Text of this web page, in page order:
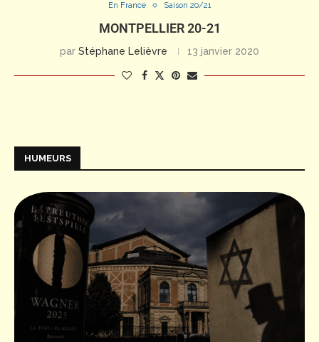
En France Saison 20/21
MONTPELLIER 20-21
par Stéphane Lelièvre 13 janvier 2020
HUMEURS